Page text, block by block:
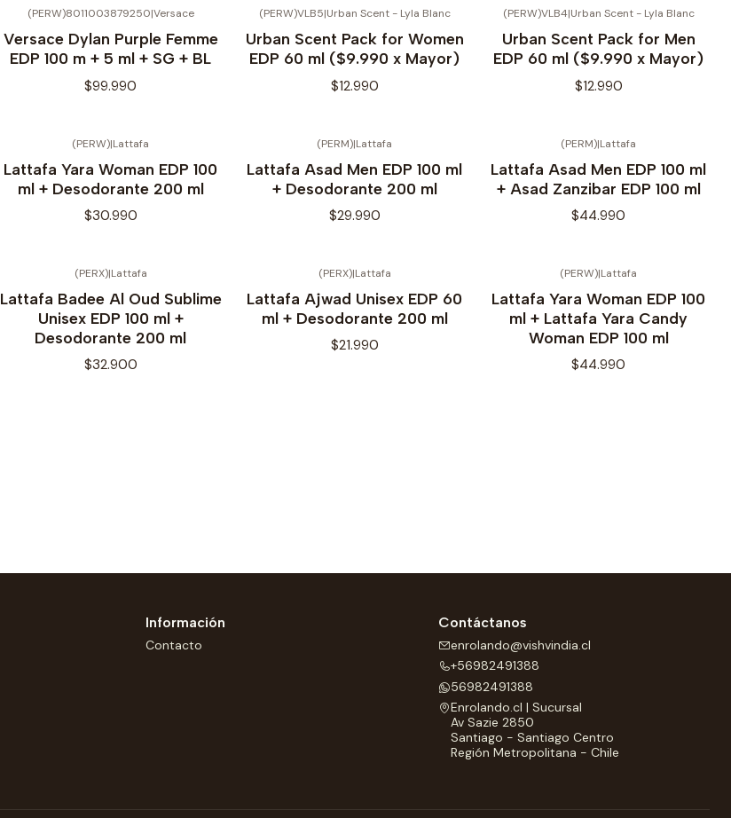
(PERW)8011003879250|Versace
Versace Dylan Purple Femme
EDP 100 m + 5 ml + SG + BL
$99.990
(PERW)VLB5|Urban Scent - Lyla Blanc
Urban Scent Pack for Women
EDP 60 ml ($9.990 x Mayor)
$12.990
(PERW)VLB4|Urban Scent - Lyla Blanc
Urban Scent Pack for Men
EDP 60 ml ($9.990 x Mayor)
$12.990
(PERW)|Lattafa
Lattafa Yara Woman EDP 100
ml + Desodorante 200 ml
$30.990
(PERM)|Lattafa
Lattafa Asad Men EDP 100 ml
+ Desodorante 200 ml
$29.990
(PERM)|Lattafa
Lattafa Asad Men EDP 100 ml
+ Asad Zanzibar EDP 100 ml
$44.990
(PERX)|Lattafa
Lattafa Badee Al Oud Sublime
Unisex EDP 100 ml +
Desodorante 200 ml
$32.900
(PERX)|Lattafa
Lattafa Ajwad Unisex EDP 60
ml + Desodorante 200 ml
$21.990
(PERW)|Lattafa
Lattafa Yara Woman EDP 100
ml + Lattafa Yara Candy
Woman EDP 100 ml
$44.990
Información
Contacto
Contáctanos
enrolando@vishvindia.cl
+56982491388
56982491388
Enrolando.cl | Sucursal
Av Sazie 2850
Santiago - Santiago Centro
Región Metropolitana - Chile